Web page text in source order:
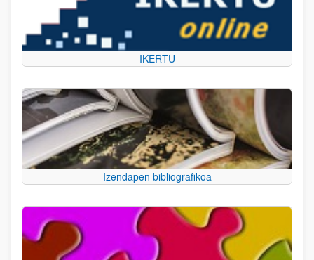
IKERTU
Izendapen bibliografikoa